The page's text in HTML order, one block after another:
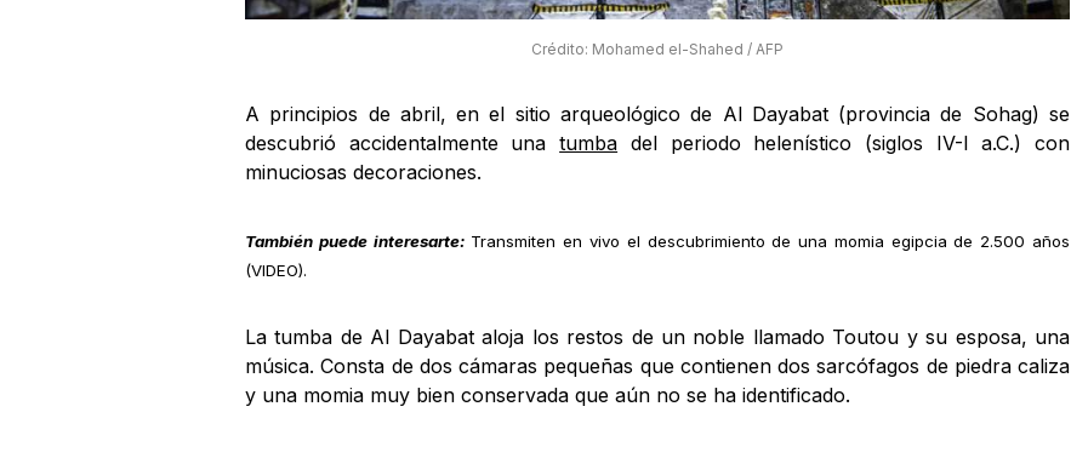
Crédito: Mohamed el-Shahed / AFP
A principios de abril, en el sitio arqueológico de Al Dayabat (provincia de Sohag) se
descubrió accidentalmente unatumba del periodo helenístico (siglos IV-I a.C.) con
minuciosas decoraciones.
También puede interesarte: Transmiten en vivo el descubrimiento de una momia egipcia de 2.500 años
(VIDEO).
La tumba de Al Dayabat aloja los restos de un noble llamado Toutou y su esposa, una
música. Consta de dos cámaras pequeñas que contienen dos sarcófagos de piedra caliza
y una momia muy bien conservada que aún no se ha identificado.